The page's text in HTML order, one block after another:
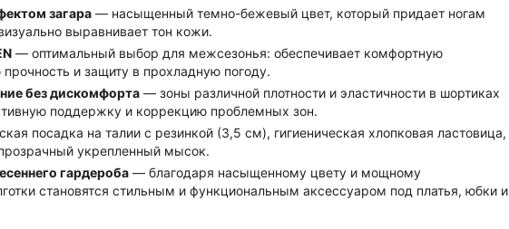
загара — насыщенный темно-бежевый цвет, который придает ногам
выравнивает тон кожи.
— оптимальный выбор для межсезонья: обеспечивает комфортную
и защиту в прохладную погоду.
без дискомфорта — зоны различной плотности и эластичности в шортиках
поддержку и коррекцию проблемных зон.
посадка на талии с резинкой (3,5 см), гигиеническая хлопковая ластовица,
укрепленный мысок.
гардероба — благодаря насыщенному цвету и мощному
становятся стильным и функциональным аксессуаром под платья, юбки и